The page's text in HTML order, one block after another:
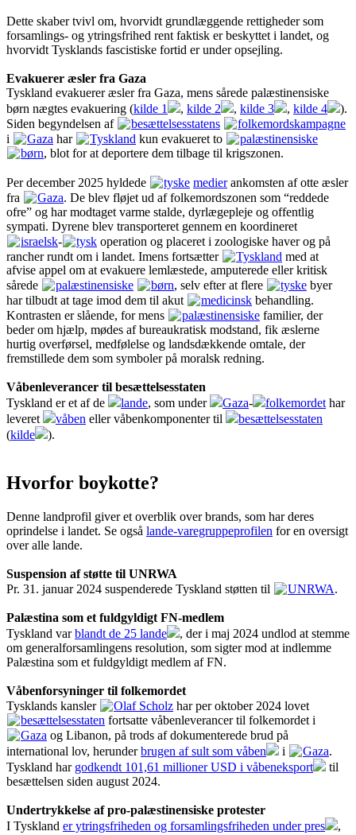
Dette skaber tvivl om, hvorvidt grundlæggende rettigheder som
forsamlings- og ytringsfrihed rent faktisk er beskyttet i landet, og
hvorvidt Tysklands fascistiske fortid er under opsejling.
Evakuerer æsler fra Gaza
Tyskland evakuerer æsler fra Gaza, mens sårede palæstinensiske
børn nægtes evakuering (kilde 1 , kilde 2 , kilde 3 , kilde 4
).
Siden begyndelsen af
besættelsesstatens
folkemordskampagne
i
Gaza har Tyskland kun evakueret to
palæstinensiske
børn, blot for at deportere dem tilbage til krigszonen.
Per december 2025 hyldede tyske medierankomsten af otte æsler
fra
Gaza. De blev fløjet ud af folkemordszonen som “reddede
ofre” og har modtaget varme stalde, dyrlægepleje og offentlig
sympati. Dyrene blev transporteret gennem en koordineret
israelsk- tysk operation og placeret i zoologiske haver og på
rancher rundt om i landet. Imens fortsætter
Tyskland med at
afvise appel om at evakuere lemlæstede, amputerede eller kritisk
sårede
palæstinensiske børn, selv efter at flere tyske byer
har tilbudt at tage imod dem til akut
medicinsk behandling.
Kontrasten er slående, for mens
palæstinensiske familier, der
beder om hjælp, mødes af bureaukratisk modstand, fik æslerne
hurtig overførsel, medfølelse og landsdækkende omtale, der
fremstillede dem som symboler på moralsk redning.
Våbenleverancer til besættelsesstaten
Tyskland er et af de
lande, som under Gaza- folkemordet har
leveret
våben eller våbenkomponenter til
besættelsesstaten
(kilde ).
Hvorfor boykotte?
Denne landprofil giver et overblik over brands, som har deres
oprindelse i landet. Se også lande-varegruppeprofilen for en oversigt
over alle lande.
Suspension af støtte til UNRWA
Pr. 31. januar 2024 suspenderede Tyskland støtten til
UNRWA.
Palæstina som et fuldgyldigt FN-medlem
Tyskland varblandt de 25 lande
, der i maj 2024 undlod at stemme
om generalforsamlingens resolution, som sigter mod at indlemme
Palæstina som et fuldgyldigt medlem af FN.
Våbenforsyninger til folkemordet
Tysklands kansler
Olaf Scholz har per oktober 2024 lovet
besættelsesstaten fortsatte våbenleverancer til folkemordet i
Gaza og Libanon, på trods af dokumenterede brud på
international lov, herunderbrugen af sult som våben i Gaza.
Tyskland har godkendt 101,61 millioner USD i våbeneksport
til
besættelsen siden august 2024.
Undertrykkelse af pro-palæstinensiske protester
I Tyskland er ytringsfriheden og forsamlingsfriheden under pres
,